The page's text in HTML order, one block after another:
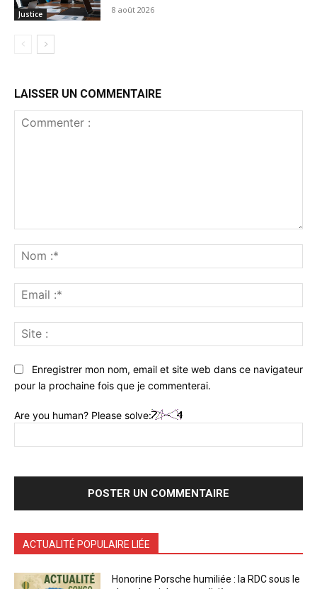
Justice 8 août 2026
LAISSER UN COMMENTAIRE
:*
:*
:
Enregistrer mon nom, email et site web dans ce navigateur
pour la prochaine fois que je commenterai.
Are you human? Please solve:
ACTUALITÉ POPULAIRE LIÉE
Honorine Porsche humiliée : la RDC sous le